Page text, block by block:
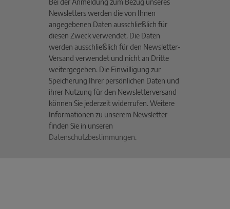
Bei der Anmeldung zum Bezug unseres
Newsletters werden die von Ihnen
angegebenen Daten ausschließlich für
diesen Zweck verwendet. Die Daten
werden ausschließlich für den Newsletter-
Versand verwendet und nicht an Dritte
weitergegeben. Die Einwilligung zur
Speicherung Ihrer persönlichen Daten und
ihrer Nutzung für den Newsletterversand
können Sie jederzeit widerrufen. Weitere
Informationen zu unserem Newsletter
finden Sie in unseren
Datenschutzbestimmungen.